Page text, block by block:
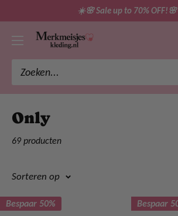
naar
☀️🌸 Sale up to 70%
merkmeisjeskleding
Only
69 producten
Sorteren op
Bespaar 50% Bespaar